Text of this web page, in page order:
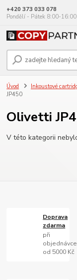
+420 373 033 078
Pondělí - Pátek 8:00-16:00
Úvod Inkoustové
JP450
Olivetti
V této kategorii
Doprava
zdarma
při
objednávce
od 5000 Kč